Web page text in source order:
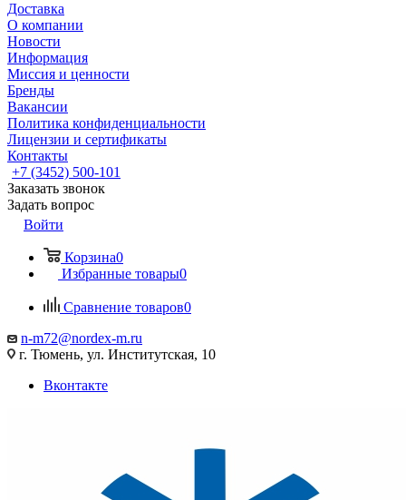
Доставка
О компании
Новости
Информация
Миссия и ценности
Бренды
Вакансии
Политика конфиденциальности
Лицензии и сертификаты
Контакты
+7 (3452) 500-101
Заказать звонок
Задать вопрос
Войти
Корзина0
Избранные товары0
Сравнение товаров0
n-m72@nordex-m.ru
г. Тюмень, ул. Институтская, 10
Вконтакте